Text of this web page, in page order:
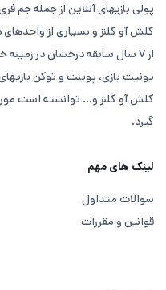
مکانیزم بازی به گونه‌ ای
بقا را برای بازیکن تداعی
کسانی است که به بازی‌های
اگر به دنبال دانلود بازی
آزادسازی آیتم‌های ویژه
قیمت مناسب و پشتیبانی
پولی بازیهای آنلاین از جمله جم
کلش آو کلنز و بسیاری از
از ۷ سال سابقه درخشان در
یونیت بازی، پوینت و توکن
کلش آو کلنز و... توانسته است
گیرد.
لینک های مهم
سوالات متداول
قوانین و مقررات